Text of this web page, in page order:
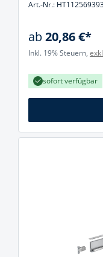
Art.-Nr.:
ab20,86 €*
Inkl. 19% Steuern,
sofort verfügbar